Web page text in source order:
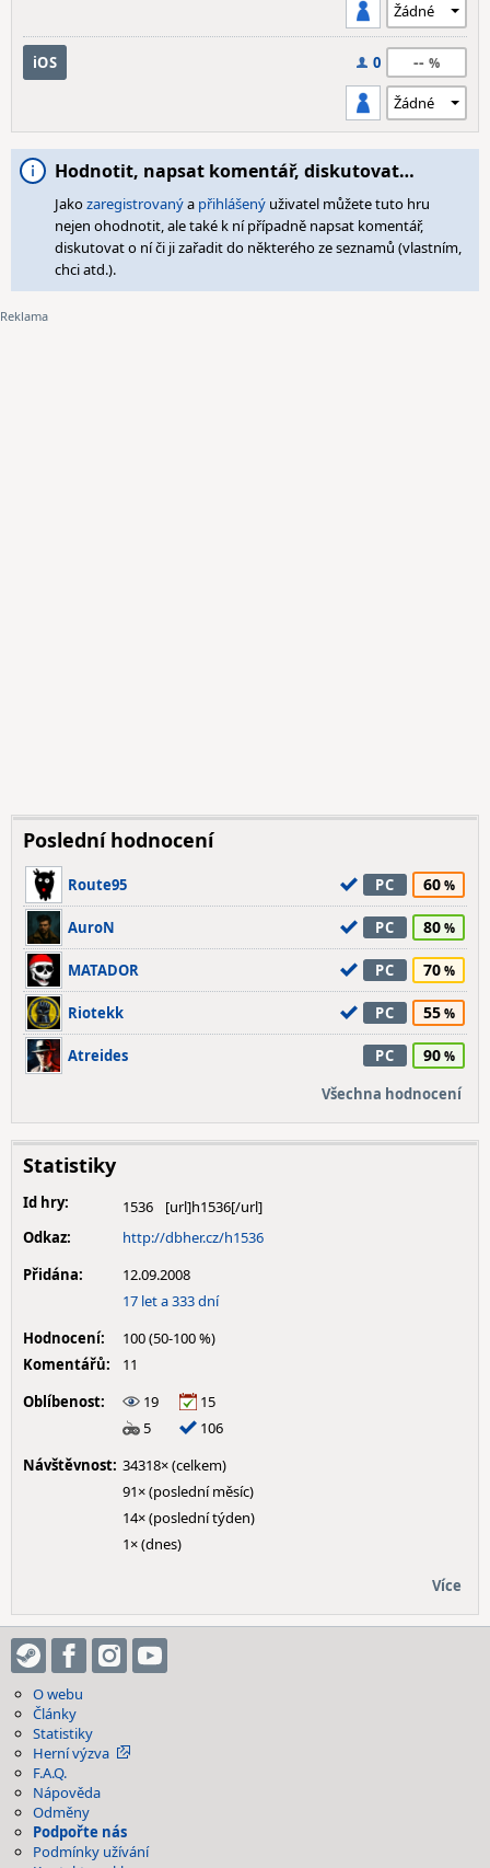
iOS 0 --
Hodnotit, napsat komentář, diskutovat…
Jakozaregistrovanýa přihlášený uživatel můžete tuto hru
nejen ohodnotit, ale také k ní případně napsat komentář,
diskutovat o ní či ji zařadit do některého ze seznamů (vlastním,
chci atd.).
Poslední hodnocení
Route95 PC 60
AuroN PC 80
MATADOR PC 70
Riotekk PC 55
Atreides PC 90
Všechna hodnocení
Statistiky
Id hry:
1536
Odkaz:
http://dbher.cz/h1536
Přidána:
12.09.2008
17 let a 333 dní
Hodnocení:
100 (50-100 %)
Komentářů:
11
Oblíbenost:
19
15
5
106
Návštěvnost: 34318× (celkem)
91× (poslední měsíc)
14× (poslední týden)
1× (dnes)
Více
O webu
Články
Statistiky
Herní výzva
F.A.Q.
Nápověda
Odměny
Podpořte nás
Podmínky užívání